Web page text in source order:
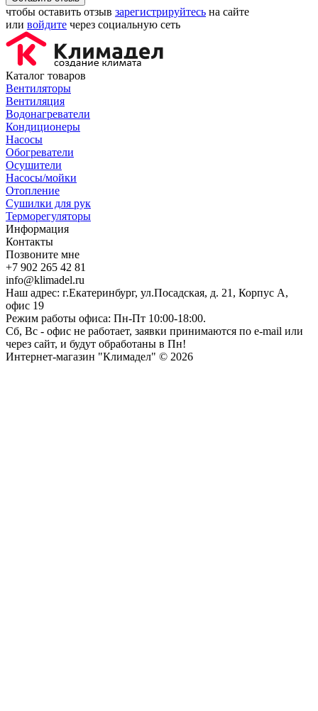
чтобы оставить отзыв зарегистрируйтесь на сайте
или войдите через социальную сеть
Каталог товаров
Вентиляторы
Вентиляция
Водонагреватели
Кондиционеры
Насосы
Обогреватели
Осушители
Насосы/мойки
Отопление
Сушилки для рук
Терморегуляторы
Информация
Контакты
Позвоните мне
+7 902 265 42 81
info@klimadel.ru
Наш адрес: г.Екатеринбург, ул.Посадская, д. 21, Корпус А,
офис 19
Режим работы офиса: Пн-Пт 10:00-18:00.
Сб, Вс - офис не работает, заявки принимаются по e-mail или
через сайт, и будут обработаны в Пн!
Интернет-магазин "Климадел" © 2026